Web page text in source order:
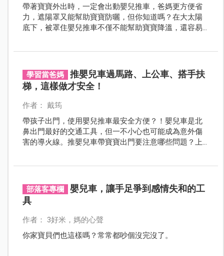
帶著寶寶外出時，一定會出動嬰兒推車，爸媽更方便省
力，遮陽罩又能幫助寶寶防曬，但你知道嗎？在大太陽
底下，被罩住嬰兒推車不僅不能幫助寶寶降溫，還容易
學習當爸媽
推嬰兒車過馬路、上公車、搭手扶
梯，這樣做才安全！
作者： 戴筠
帶孩子出門，使用嬰兒推車最安全方便？！嬰兒車是北
鼻出門最好的交通工具，但一不小心也可能成為意外傷
害的導火線。推嬰兒車帶寶寶出門要注意哪些問題？上
部落客專欄
嬰兒車，讓手足爭到感情失和的工
具
作者： 3好米，媽的心聲
你家寶貝們也這樣嗎？常常都吵個沒完沒了。